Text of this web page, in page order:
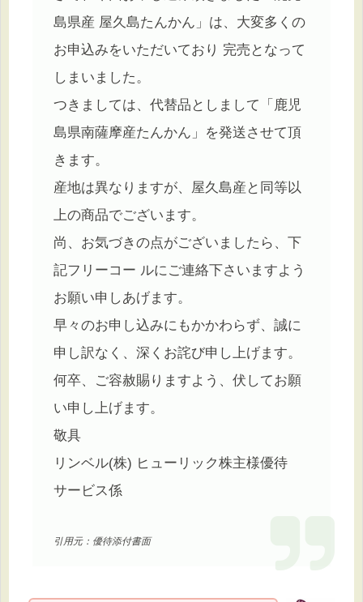
島県産 屋久島たんかん」は、大変多くの
お申込みをいただいており 完売となって
しまいました。
つきましては、代替品としまして「鹿児
島県南薩摩産たんかん」を発送させて頂
きます。
産地は異なりますが、屋久島産と同等以
上の商品でございます。
尚、お気づきの点がございましたら、下
記フリーコー ルにご連絡下さいますよう
お願い申しあげます。
早々のお申し込みにもかかわらず、誠に
申し訳なく、深くお詫び申し上げます。
何卒、ご容赦賜りますよう、伏してお願
い申し上げます。
敬具
リンベル(株) ヒューリック株主様優待
サービス係
引用元：優待添付書面